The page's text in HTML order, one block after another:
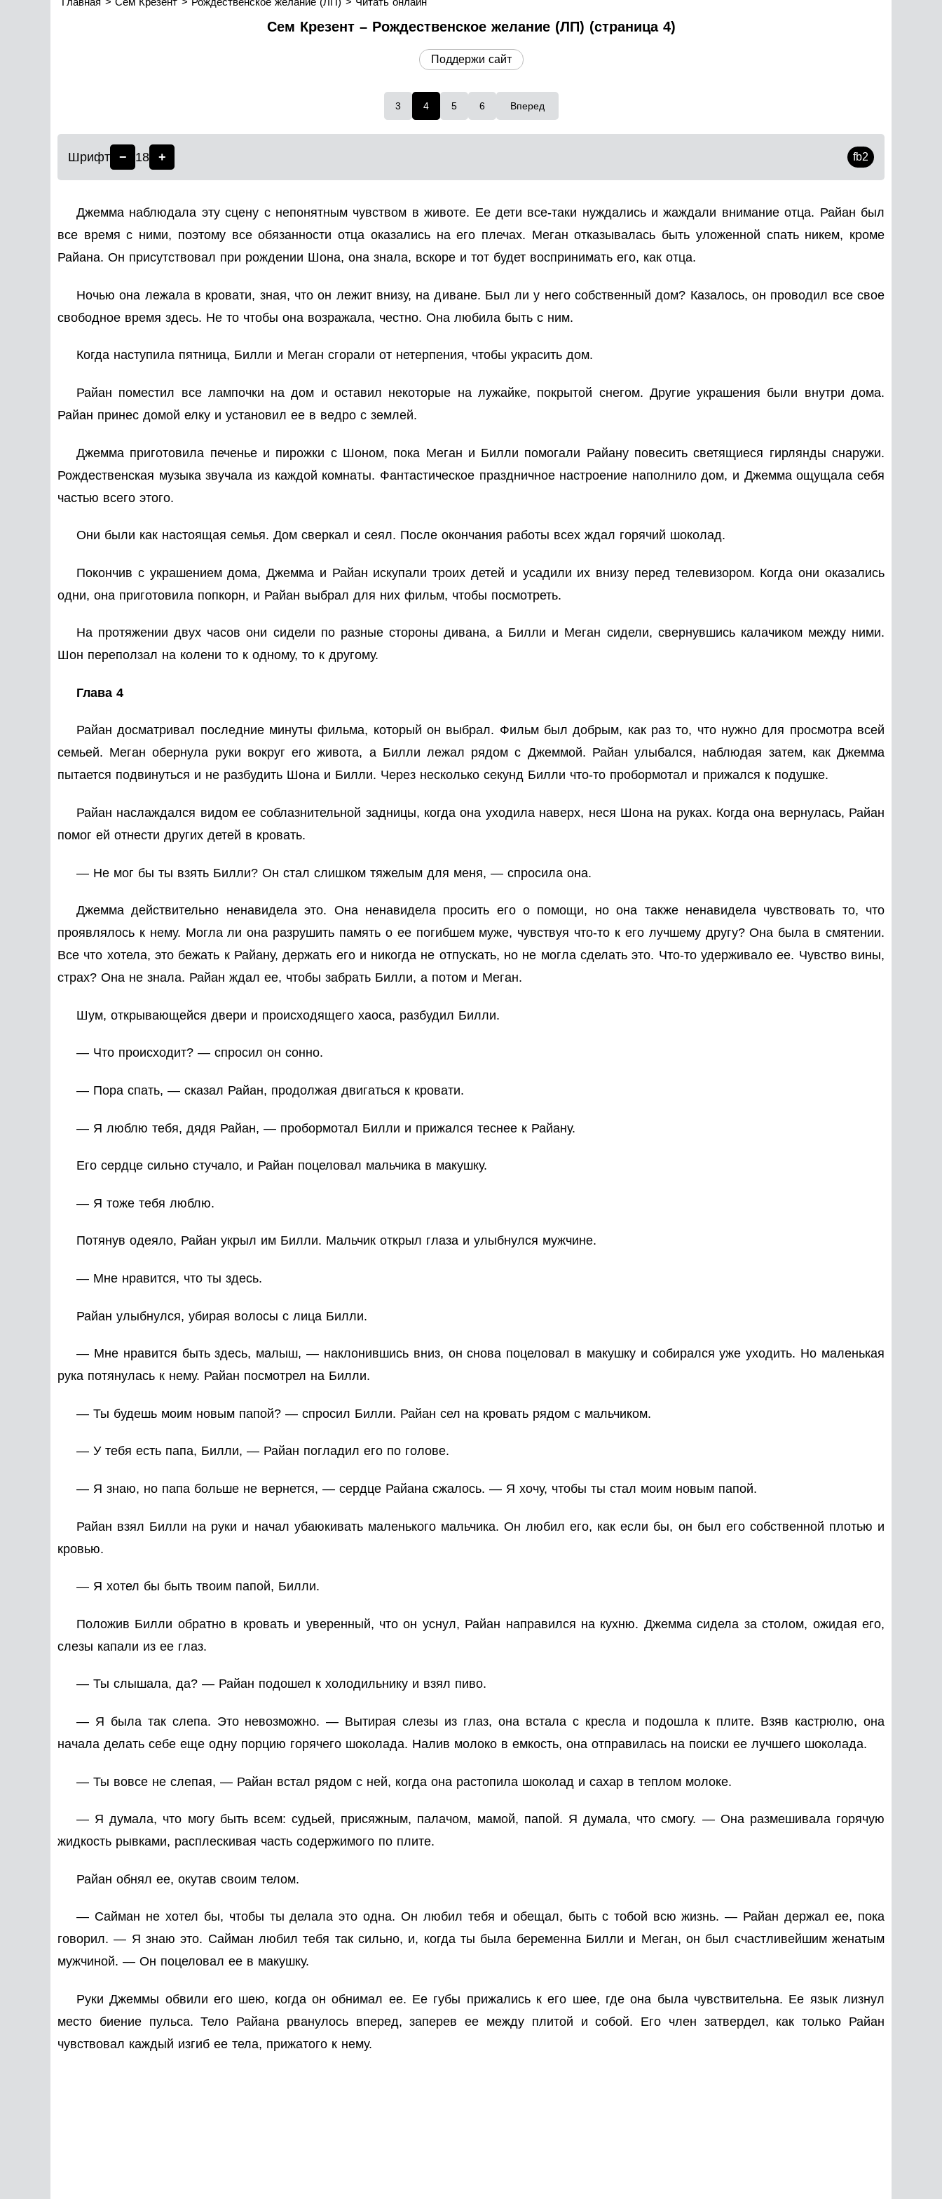
Сем Крезент – Рождественское желание (ЛП) (страница 4)
Поддержи сайт
3 4 5 6 Вперед
Шрифт − 18 + fb2
Джемма наблюдала эту сцену с непонятным чувством в животе. Ее дети все-таки нуждались и жаждали внимание отца. Райан был
все время с ними, поэтому все обязанности отца оказались на его плечах. Меган отказывалась быть уложенной спать никем, кроме
Райана. Он присутствовал при рождении Шона, она знала, вскоре и тот будет воспринимать его, как отца.
Ночью она лежала в кровати, зная, что он лежит внизу, на диване. Был ли у него собственный дом? Казалось, он проводил все свое
свободное время здесь. Не то чтобы она возражала, честно. Она любила быть с ним.
Когда наступила пятница, Билли и Меган сгорали от нетерпения, чтобы украсить дом.
Райан поместил все лампочки на дом и оставил некоторые на лужайке, покрытой снегом. Другие украшения были внутри дома.
Райан принес домой елку и установил ее в ведро с землей.
Джемма приготовила печенье и пирожки с Шоном, пока Меган и Билли помогали Райану повесить светящиеся гирлянды снаружи.
Рождественская музыка звучала из каждой комнаты. Фантастическое праздничное настроение наполнило дом, и Джемма ощущала себя
частью всего этого.
Они были как настоящая семья. Дом сверкал и сеял. После окончания работы всех ждал горячий шоколад.
Покончив с украшением дома, Джемма и Райан искупали троих детей и усадили их внизу перед телевизором. Когда они оказались
одни, она приготовила попкорн, и Райан выбрал для них фильм, чтобы посмотреть.
На протяжении двух часов они сидели по разные стороны дивана, а Билли и Меган сидели, свернувшись калачиком между ними.
Шон переползал на колени то к одному, то к другому.
Глава 4
Райан досматривал последние минуты фильма, который он выбрал. Фильм был добрым, как раз то, что нужно для просмотра всей
семьей. Меган обернула руки вокруг его живота, а Билли лежал рядом с Джеммой. Райан улыбался, наблюдая затем, как Джемма
пытается подвинуться и не разбудить Шона и Билли. Через несколько секунд Билли что-то пробормотал и прижался к подушке.
Райан наслаждался видом ее соблазнительной задницы, когда она уходила наверх, неся Шона на руках. Когда она вернулась, Райан
помог ей отнести других детей в кровать.
— Не мог бы ты взять Билли? Он стал слишком тяжелым для меня, — спросила она.
Джемма действительно ненавидела это. Она ненавидела просить его о помощи, но она также ненавидела чувствовать то, что
проявлялось к нему. Могла ли она разрушить память о ее погибшем муже, чувствуя что-то к его лучшему другу? Она была в смятении.
Все что хотела, это бежать к Райану, держать его и никогда не отпускать, но не могла сделать это. Что-то удерживало ее. Чувство вины,
страх? Она не знала. Райан ждал ее, чтобы забрать Билли, а потом и Меган.
Шум, открывающейся двери и происходящего хаоса, разбудил Билли.
— Что происходит? — спросил он сонно.
— Пора спать, — сказал Райан, продолжая двигаться к кровати.
— Я люблю тебя, дядя Райан, — пробормотал Билли и прижался теснее к Райану.
Его сердце сильно стучало, и Райан поцеловал мальчика в макушку.
— Я тоже тебя люблю.
Потянув одеяло, Райан укрыл им Билли. Мальчик открыл глаза и улыбнулся мужчине.
— Мне нравится, что ты здесь.
Райан улыбнулся, убирая волосы с лица Билли.
— Мне нравится быть здесь, малыш, — наклонившись вниз, он снова поцеловал в макушку и собирался уже уходить. Но маленькая
рука потянулась к нему. Райан посмотрел на Билли.
— Ты будешь моим новым папой? — спросил Билли. Райан сел на кровать рядом с мальчиком.
— У тебя есть папа, Билли, — Райан погладил его по голове.
— Я знаю, но папа больше не вернется, — сердце Райана сжалось. — Я хочу, чтобы ты стал моим новым папой.
Райан взял Билли на руки и начал убаюкивать маленького мальчика. Он любил его, как если бы, он был его собственной плотью и
кровью.
— Я хотел бы быть твоим папой, Билли.
Положив Билли обратно в кровать и уверенный, что он уснул, Райан направился на кухню. Джемма сидела за столом, ожидая его,
слезы капали из ее глаз.
— Ты слышала, да? — Райан подошел к холодильнику и взял пиво.
— Я была так слепа. Это невозможно. — Вытирая слезы из глаз, она встала с кресла и подошла к плите. Взяв кастрюлю, она
начала делать себе еще одну порцию горячего шоколада. Налив молоко в емкость, она отправилась на поиски ее лучшего шоколада.
— Ты вовсе не слепая, — Райан встал рядом с ней, когда она растопила шоколад и сахар в теплом молоке.
— Я думала, что могу быть всем: судьей, присяжным, палачом, мамой, папой. Я думала, что смогу. — Она размешивала горячую
жидкость рывками, расплескивая часть содержимого по плите.
Райан обнял ее, окутав своим телом.
— Сайман не хотел бы, чтобы ты делала это одна. Он любил тебя и обещал, быть с тобой всю жизнь. — Райан держал ее, пока
говорил. — Я знаю это. Сайман любил тебя так сильно, и, когда ты была беременна Билли и Меган, он был счастливейшим женатым
мужчиной. — Он поцеловал ее в макушку.
Руки Джеммы обвили его шею, когда он обнимал ее. Ее губы прижались к его шее, где она была чувствительна. Ее язык лизнул
место биение пульса. Тело Райана рванулось вперед, заперев ее между плитой и собой. Его член затвердел, как только Райан
чувствовал каждый изгиб ее тела, прижатого к нему.